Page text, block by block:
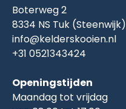
Boterweg 2
8334 NS Tuk (Steenwijk)
info@kelderskooien.nl
+31 0521343424
Openingstijden
Maandag tot vrijdag